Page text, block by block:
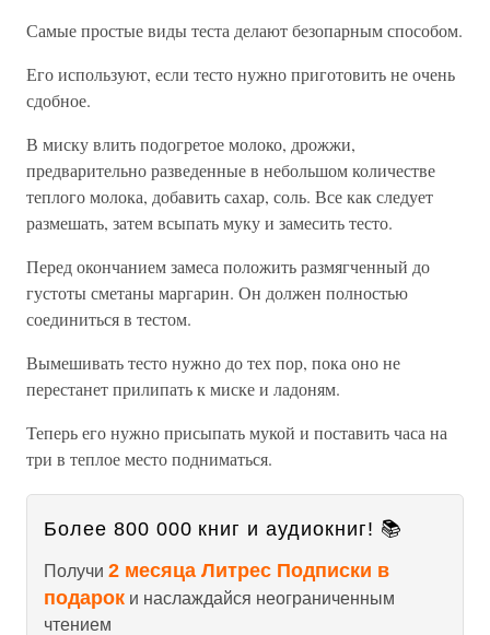
Самые простые виды теста делают безопарным способом.
Его используют, если тесто нужно приготовить не очень
сдобное.
В миску влить подогретое молоко, дрожжи,
предварительно разведенные в небольшом количестве
теплого молока, добавить сахар, соль. Все как следует
размешать, затем всыпать муку и замесить тесто.
Перед окончанием замеса положить размягченный до
густоты сметаны маргарин. Он должен полностью
соединиться в тестом.
Вымешивать тесто нужно до тех пор, пока оно не
перестанет прилипать к миске и ладоням.
Теперь его нужно присыпать мукой и поставить часа на
три в теплое место подниматься.
Более 800 000 книг и аудиокниг! 📚
Получи 2 месяца Литрес Подписки в
подарок и наслаждайся неограниченным
чтением